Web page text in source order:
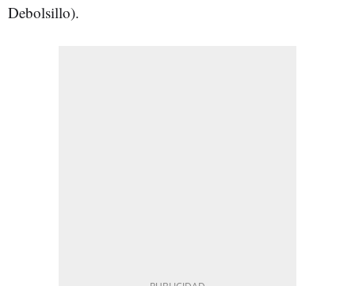
Debolsillo).